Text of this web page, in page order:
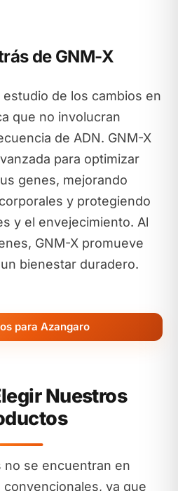
de GNM-X
de los cambios en
que no involucran
de ADN. GNM-X
para optimizar
genes, mejorando
y protegiendo
y el envejecimiento. Al
GNM-X promueve
bienestar duradero.
para Azangaro
Nuestros
se encuentran en
ya que